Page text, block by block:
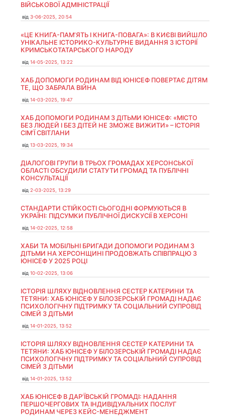
ВІЙСЬКОВОЇ АДМІНІСТРАЦІЇ
від 3-06-2025, 20:54
«ЦЕ КНИГА-ПАМ’ЯТЬ І КНИГА-ПОВАГА»: В КИЄВІ ВИЙШЛО
УНІКАЛЬНЕ ІСТОРИКО-КУЛЬТУРНЕ ВИДАННЯ З ІСТОРІЇ
КРИМСЬКОТАТАРСЬКОГО НАРОДУ
від 14-05-2025, 13:22
ХАБ ДОПОМОГИ РОДИНАМ ВІД ЮНІСЕФ ПОВЕРТАЄ ДІТЯМ
ТЕ, ЩО ЗАБРАЛА ВІЙНА
від 14-03-2025, 19:47
ХАБ ДОПОМОГИ РОДИНАМ З ДІТЬМИ ЮНІСЕФ: «МІСТО
БЕЗ ЛЮДЕЙ І БЕЗ ДІТЕЙ НЕ ЗМОЖЕ ВИЖИТИ» – ІСТОРІЯ
СІМʼЇ СВІТЛАНИ
від 13-03-2025, 19:34
ДІАЛОГОВІ ГРУПИ В ТРЬОХ ГРОМАДАХ ХЕРСОНСЬКОЇ
ОБЛАСТІ ОБСУДИЛИ СТАТУТИ ГРОМАД ТА ПУБЛІЧНІ
КОНСУЛЬТАЦІЇ
від 2-03-2025, 13:29
СТАНДАРТИ СТІЙКОСТІ СЬОГОДНІ ФОРМУЮТЬСЯ В
УКРАЇНІ: ПІДСУМКИ ПУБЛІЧНОЇ ДИСКУСІЇ В ХЕРСОНІ
від 14-02-2025, 12:58
ХАБИ ТА МОБІЛЬНІ БРИГАДИ ДОПОМОГИ РОДИНАМ З
ДІТЬМИ НА ХЕРСОНЩИНІ ПРОДОВЖАТЬ СПІВПРАЦЮ З
ЮНІСЕФ У 2025 РОЦІ
від 10-02-2025, 13:06
ІСТОРІЯ ШЛЯХУ ВІДНОВЛЕННЯ СЕСТЕР КАТЕРИНИ ТА
ТЕТЯНИ: ХАБ ЮНІСЕФ У БІЛОЗЕРСЬКІЙ ГРОМАДІ НАДАЄ
ПСИХОЛОГІЧНУ ПІДТРИМКУ ТА СОЦІАЛЬНИЙ СУПРОВІД
СІМЕЙ З ДІТЬМИ
від 14-01-2025, 13:52
ІСТОРІЯ ШЛЯХУ ВІДНОВЛЕННЯ СЕСТЕР КАТЕРИНИ ТА
ТЕТЯНИ: ХАБ ЮНІСЕФ У БІЛОЗЕРСЬКІЙ ГРОМАДІ НАДАЄ
ПСИХОЛОГІЧНУ ПІДТРИМКУ ТА СОЦІАЛЬНИЙ СУПРОВІД
СІМЕЙ З ДІТЬМИ
від 14-01-2025, 13:52
ХАБ ЮНІСЕФ В ДАР’ЇВСЬКІЙ ГРОМАДІ: НАДАННЯ
ПЕРШОЧЕРГОВИХ ТА ІНДИВІДУАЛЬНИХ ПОСЛУГ
РОДИНАМ ЧЕРЕЗ КЕЙС-МЕНЕДЖМЕНТ